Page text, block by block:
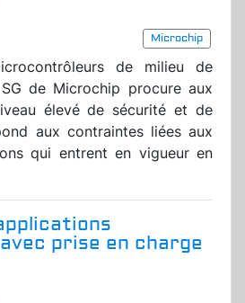
Microchip
de milieu de
de Microchip procure aux
élevé de sécurité et de
aux contraintes liées aux
qui entrent en vigueur en
prise en charge